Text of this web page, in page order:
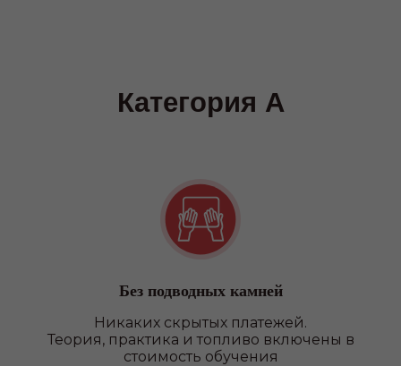
Без подводных камней
Никаких скрытых платежей.
Теория, практика и топливо включены в
стоимость обучения